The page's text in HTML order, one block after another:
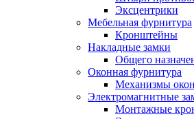
Эксцентрики
Мебельная фурнитура
Кронштейны
Накладные замки
Общего
Оконная фурнитура
Механизмы
Электромагнитные
Монтажные